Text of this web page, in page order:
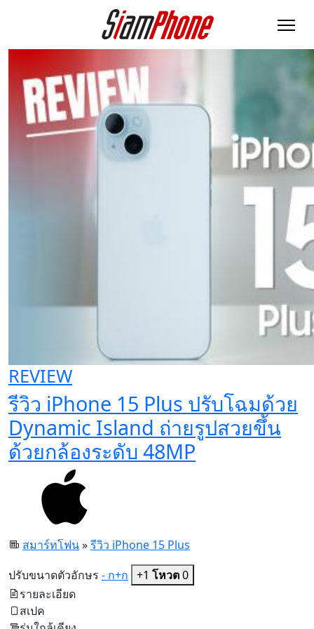
REVIEW
รีวิว iPhone 15 Plus ปรับโฉมด้วย
Dynamic Island ถ่ายรูปสวยขึ้น
ด้วยกล้องระดับ 48MP
สมาร์ทโฟน»รีวิว iPhone 15 Plus
ปรับขนาดตัวอักษร - ก+ก +1 โหวต0
รายละเอียด
สเปค